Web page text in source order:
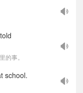
的事。
school.